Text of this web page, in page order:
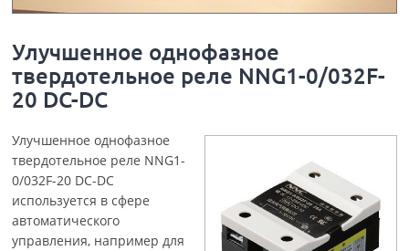
Улучшенное однофазное
твердотельное реле NNG1-0/032F-
20 DC-DC
Улучшенное однофазное
твердотельное реле NNG1-
0/032F-20 DC-DC
используется в сфере
автоматического
управления, например для